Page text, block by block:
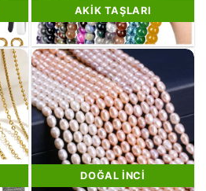
AKIK TAŞLARI
DOĞAL İNCI